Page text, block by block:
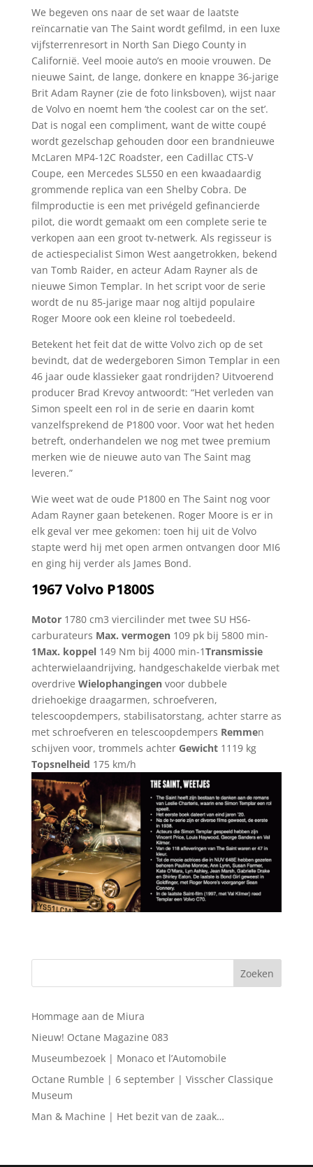
We begeven ons naar de set waar de laatste
reïncarnatie van The Saint wordt gefilmd, in een luxe
vijfsterrenresort in North San Diego County in
Californië. Veel mooie auto’s en mooie vrouwen. De
nieuwe Saint, de lange, donkere en knappe 36-jarige
Brit Adam Rayner (zie de foto linksboven), wijst naar
de Volvo en noemt hem ‘the coolest car on the set’.
Dat is nogal een compliment, want de witte coupé
wordt gezelschap gehouden door een brandnieuwe
McLaren MP4-12C Roadster, een Cadillac CTS-V
Coupe, een Mercedes SL550 en een kwaadaardig
grommende replica van een Shelby Cobra. De
filmproductie is een met privégeld gefinancierde
pilot, die wordt gemaakt om een complete serie te
verkopen aan een groot tv-netwerk. Als regisseur is
de actiespecialist Simon West aangetrokken, bekend
van Tomb Raider, en acteur Adam Rayner als de
nieuwe Simon Templar. In het script voor de serie
wordt de nu 85-jarige maar nog altijd populaire
Roger Moore ook een kleine rol toebedeeld.
Betekent het feit dat de witte Volvo zich op de set
bevindt, dat de wedergeboren Simon Templar in een
46 jaar oude klassieker gaat rondrijden? Uitvoerend
producer Brad Krevoy antwoordt: “Het verleden van
Simon speelt een rol in de serie en daarin komt
vanzelfsprekend de P1800 voor. Voor wat het heden
betreft, onderhandelen we nog met twee premium
merken wie de nieuwe auto van The Saint mag
leveren.”
Wie weet wat de oude P1800 en The Saint nog voor
Adam Rayner gaan betekenen. Roger Moore is er in
elk geval ver mee gekomen: toen hij uit de Volvo
stapte werd hij met open armen ontvangen door MI6
en ging hij verder als James Bond.
1967 Volvo P1800S
Motor1780 cm3 viercilinder met twee SU HS6-
carburateurs Max. vermogen109 pk bij 5800 min-
1Max. koppel149 Nm bij 4000 min-1Transmissie
achterwielaandrijving, handgeschakelde vierbak met
overdrive Wielophangingenvoor dubbele
driehoekige draagarmen, schroefveren,
telescoopdempers, stabilisatorstang, achter starre as
met schroefveren en telescoopdempers Remmen
schijven voor, trommels achter Gewicht1119 kg
Topsnelheid 175 km/h
Hommage aan de Miura
Nieuw! Octane Magazine 083
Museumbezoek | Monaco et l’Automobile
Octane Rumble | 6 september | Visscher Classique
Museum
Man & Machine | Het bezit van de zaak…